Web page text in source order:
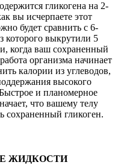
гликогена на 2-
вы исчерпаете этот
будет сравнить с 6-
которого выкрутили 5
когда ваш сохраненный
организма начинает
калории из углеводов,
высокого
и планомерное
что вашему телу
сохраненный гликоген.
ЖИДКОСТИ